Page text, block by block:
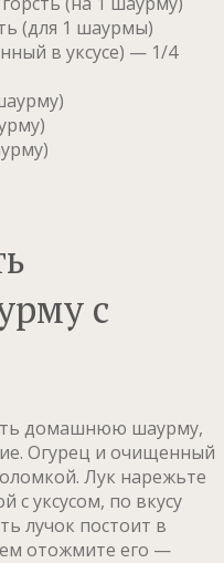
(для 1 шаурмы)
в уксусе) — 1/4
с
домашнюю шаурму,
Огурец и очищенный
Лук нарежьте
с уксусом, по вкусу
лучок постоит в
отожмите его —